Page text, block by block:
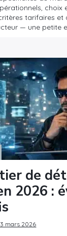
choix
tarifaires et
— une petite
de
2026 :
3 mars 2026